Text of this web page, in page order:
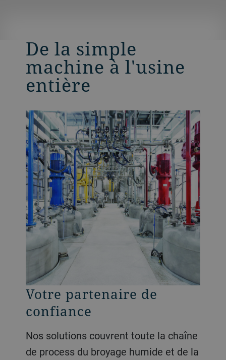
De la simple
machine à l'usine
entière
Votre partenaire de
confiance
Nos solutions couvrent toute la chaîne
de process du broyage humide et de la